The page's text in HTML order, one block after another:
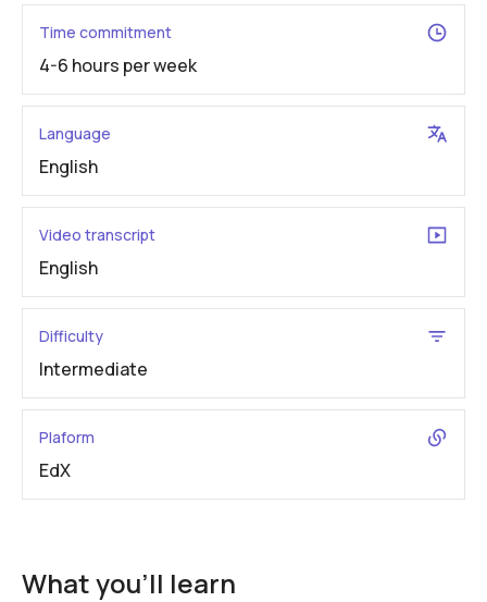
What you'll learn
Time commitment
4-6 hours per week
Language
English
Video transcript
English
Difficulty
Intermediate
Plaform
EdX